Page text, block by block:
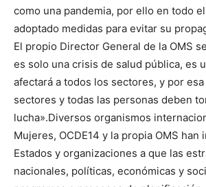
como una pandemia, por ello en todo
adoptado medidas para evitar su
El propio Director General de la OMS
es solo una crisis de salud pública, es
afectará a todos los sectores, y por
sectores y todas las personas deben
lucha».Diversos organismos
Mujeres, OCDE14 y la propia OMS han
Estados y organizaciones a que las
nacionales, políticas, económicas y